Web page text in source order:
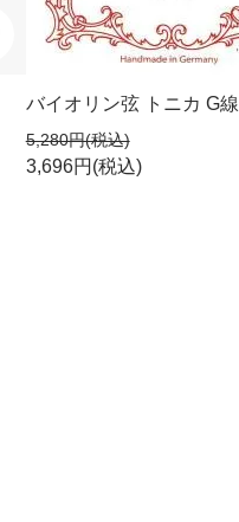
バイオリン弦 トニカ G線
5,280円(税込)
3,696円(税込)